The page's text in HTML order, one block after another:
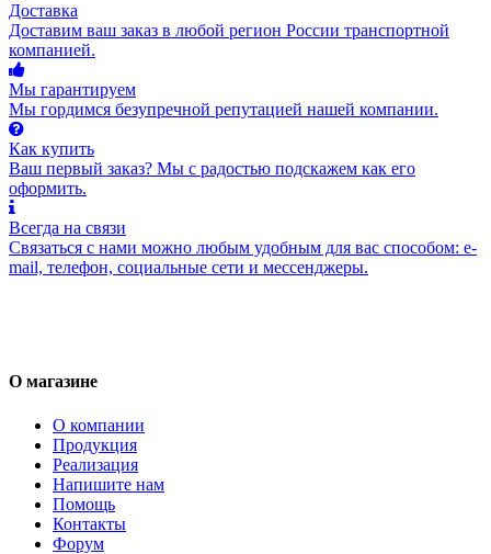
Доставка
Доставим ваш заказ в любой регион России транспортной
компанией.
Мы гарантируем
Мы гордимся безупречной репутацией нашей компании.
Как купить
Ваш первый заказ? Мы с радостью подскажем как его
оформить.
Всегда на связи
Связаться с нами можно любым удобным для вас способом: e-
mail, телефон, социальные сети и мессенджеры.
О магазине
О компании
Продукция
Реализация
Напишите нам
Помощь
Контакты
Форум